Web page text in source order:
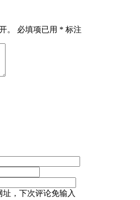
。 必填项已用 * 标注
，下次评论免输入